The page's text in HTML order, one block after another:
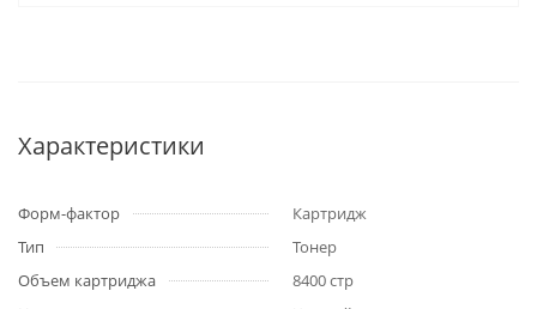
Характеристики
Форм-фактор
Картридж
Тип
Тонер
Объем картриджа
8400 стр